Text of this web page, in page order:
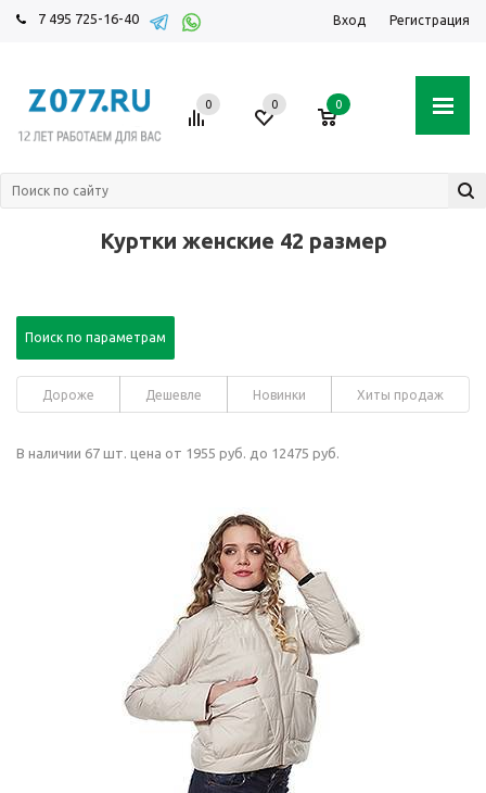
7 495 725-16-40 Вход Регистрация
0 0 0
Куртки женские 42 размер
Поиск по параметрам
Дороже Дешевле Новинки Хиты продаж
В наличии 67 шт. цена от 1955 руб. до 12475 руб.